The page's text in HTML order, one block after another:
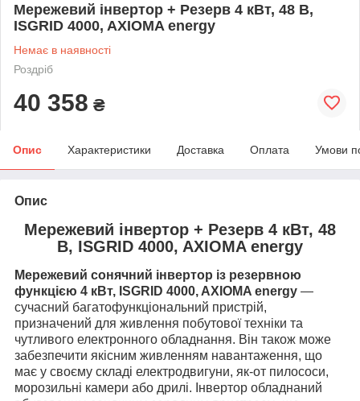
Мережевий інвертор + Резерв 4 кВт, 48 В,
ISGRID 4000, AXIOMA energy
Немає в наявності
Роздріб
40 358 ₴
Опис Характеристики Доставка Оплата Умови
Опис
Мережевий інвертор + Резерв 4 кВт, 48
В, ISGRID 4000, AXIOMA energy
Мережевий сонячний інвертор із резервною
функцією 4 кВт, ISGRID 4000, AXIOMA energy —
сучасний багатофункціональний пристрій,
призначений для живлення побутової техніки та
чутливого електронного обладнання. Він також може
забезпечити якісним живленням навантаження, що
має у своєму складі електродвигуни, як-от пилососи,
морозильні камери або дрилі. Інвертор обладнаний